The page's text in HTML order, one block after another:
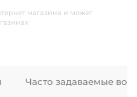
магазина и может
Часто задаваемые